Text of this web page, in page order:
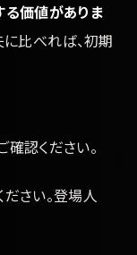
る価値がありま
比べれば、初期
認ください。
さい。登場人